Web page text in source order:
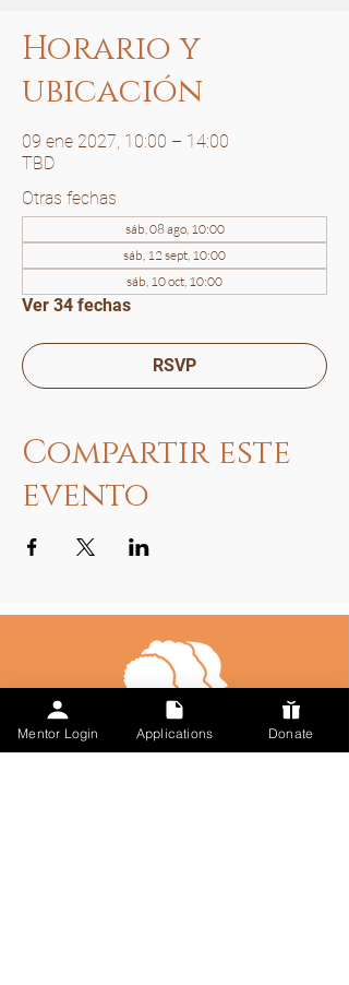
Horario y
ubicación
09 ene 2027, 10:00 – 14:00
TBD
Otras fechas
sáb, 08 ago, 10:00
sáb, 12 sept, 10:00
sáb, 10 oct, 10:00
Ver 34 fechas
RSVP
Compartir este
evento
Mentor Login Applications Donate